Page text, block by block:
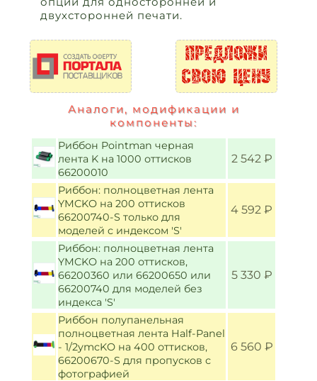
двухсторонней печати.
Аналоги, модификации и
компоненты:
Риббон Pointman черная
лента K на 1000 оттисков
66200010
2 542 ₽
Риббон: полноцветная лента
YMCKO на 200 оттисков
66200740-S только для
моделей c индексом 'S'
4 592 ₽
Риббон: полноцветная лента
YMCKO на 200 оттисков,
66200360 или 66200650 или
66200740 для моделей без
индекса 'S'
5 330 ₽
Риббон полупанельная
полноцветная лента Half-Panel
- 1/2ymcKO на 400 оттисков,
66200670-S для пропусков с
фотографией
6 560 ₽